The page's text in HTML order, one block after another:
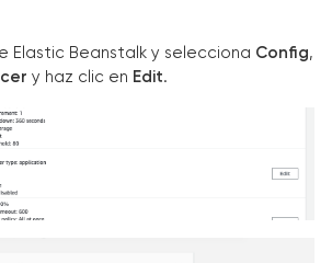
Elastic Beanstalk y selecciona Config,
y haz clic en Edit.